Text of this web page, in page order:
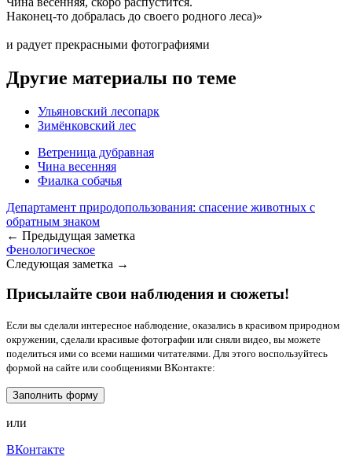
Наконец-то добралась до своего родного леса)»
и радует прекрасными фотографиями
Другие материалы по теме
Ульяновский лесопарк
Зимёнковский лес
Ветреница дубравная
Чина весенняя
Фиалка собачья
Департамент природопользования: спасение животных с
обратным знаком
← Предыдущая заметка
Фенологическое
Следующая заметка →
Присылайте свои наблюдения и сюжеты!
Если вы сделали интересное наблюдение, оказались в красивом природном
окружении, сделали красивые фотографии или сняли видео, вы можете
поделиться ими со всеми нашими читателями. Для этого воспользуйтесь
формой на сайте или сообщениями ВКонтакте:
Заполнить форму
или
ВКонтакте